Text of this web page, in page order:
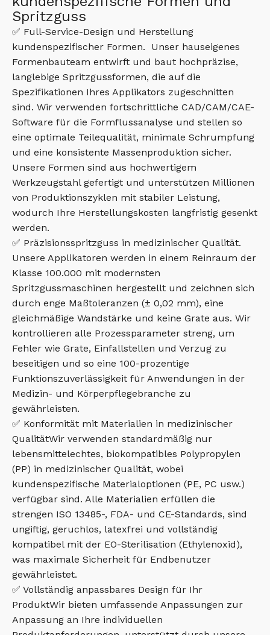
Spritzguss
✅ Full-Service-Design und Herstellung
kundenspezifischer Formen. Unser hauseigenes
Formenbauteam entwirft und baut hochpräzise, ​​
langlebige Spritzgussformen, die auf die
Spezifikationen Ihres Applikators zugeschnitten
sind. Wir verwenden fortschrittliche CAD/CAM/CAE-
Software für die Formflussanalyse und stellen so
eine optimale Teilequalität, minimale Schrumpfung
und eine konsistente Massenproduktion sicher.
Unsere Formen sind aus hochwertigem
Werkzeugstahl gefertigt und unterstützen Millionen
von Produktionszyklen mit stabiler Leistung,
wodurch Ihre Herstellungskosten langfristig gesenkt
werden.
✅ Präzisionsspritzguss in medizinischer Qualität.
Unsere Applikatoren werden in einem Reinraum der
Klasse 100.000 mit modernsten
Spritzgussmaschinen hergestellt und zeichnen sich
durch enge Maßtoleranzen (± 0,02 mm), eine
gleichmäßige Wandstärke und keine Grate aus. Wir
kontrollieren alle Prozessparameter streng, um
Fehler wie Grate, Einfallstellen und Verzug zu
beseitigen und so eine 100-prozentige
Funktionszuverlässigkeit für Anwendungen in der
Medizin- und Körperpflegebranche zu
gewährleisten.
✅ Konformität mit Materialien in medizinischer
QualitätWir verwenden standardmäßig nur
lebensmittelechtes, biokompatibles Polypropylen
(PP) in medizinischer Qualität, wobei
kundenspezifische Materialoptionen (PE, PC usw.)
verfügbar sind. Alle Materialien erfüllen die
strengen ISO 13485-, FDA- und CE-Standards, sind
ungiftig, geruchlos, latexfrei und vollständig
kompatibel mit der EO-Sterilisation (Ethylenoxid),
was maximale Sicherheit für Endbenutzer
gewährleistet.
✅ Vollständig anpassbares Design für Ihr
ProduktWir bieten umfassende Anpassungen zur
Anpassung an Ihre individuellen